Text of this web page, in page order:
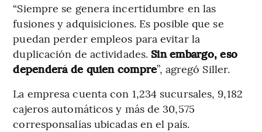
“Siempre se genera incertidumbre en las
fusiones y adquisiciones. Es posible que se
puedan perder empleos para evitar la
duplicación de actividades. Sin embargo, eso
dependerá de quien compre”, agregó Siller.
La empresa cuenta con 1,234 sucursales, 9,182
cajeros automáticos y más de 30,575
corresponsalías ubicadas en el país.